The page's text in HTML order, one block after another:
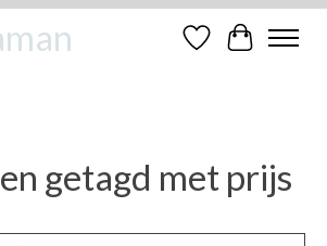
Verlanglijst
getagd met prijs